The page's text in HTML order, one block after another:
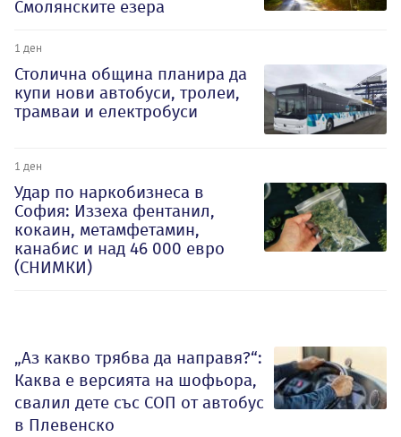
Смолянските езера
1 ден
Столична община планира да
купи нови автобуси, тролеи,
трамваи и електробуси
1 ден
Удар по наркобизнеса в
София: Иззеха фентанил,
кокаин, метамфетамин,
канабис и над 46 000 евро
(СНИМКИ)
„Аз какво трябва да направя?“:
Каква е версията на шофьора,
свалил дете със СОП от автобус
в Плевенско